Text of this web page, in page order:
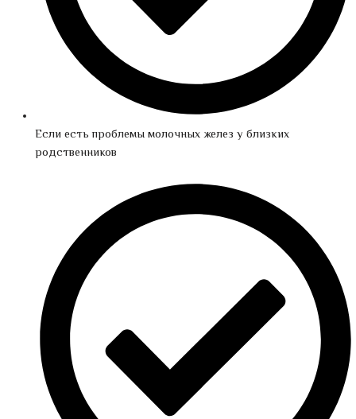
Если есть проблемы молочных желез у близких
родственников